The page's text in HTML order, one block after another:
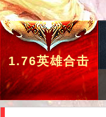
1.76英雄合击